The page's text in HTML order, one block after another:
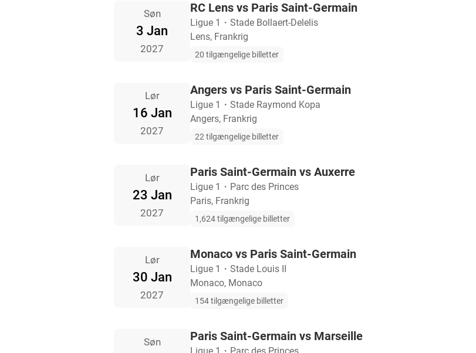
Søn
3 Jan
2027
RC Lens vs Paris Saint-Germain
Ligue 1 ・ Stade Bollaert-Delelis
Lens, Frankrig
20 tilgængelige billetter
Lør
16 Jan
2027
Angers vs Paris Saint-Germain
Ligue 1 ・ Stade Raymond Kopa
Angers, Frankrig
22 tilgængelige billetter
Lør
23 Jan
2027
Paris Saint-Germain vs Auxerre
Ligue 1 ・ Parc des Princes
Paris, Frankrig
1,624 tilgængelige billetter
Lør
30 Jan
2027
Monaco vs Paris Saint-Germain
Ligue 1 ・ Stade Louis II
Monaco, Monaco
154 tilgængelige billetter
Søn Paris Saint-Germain vs Marseille